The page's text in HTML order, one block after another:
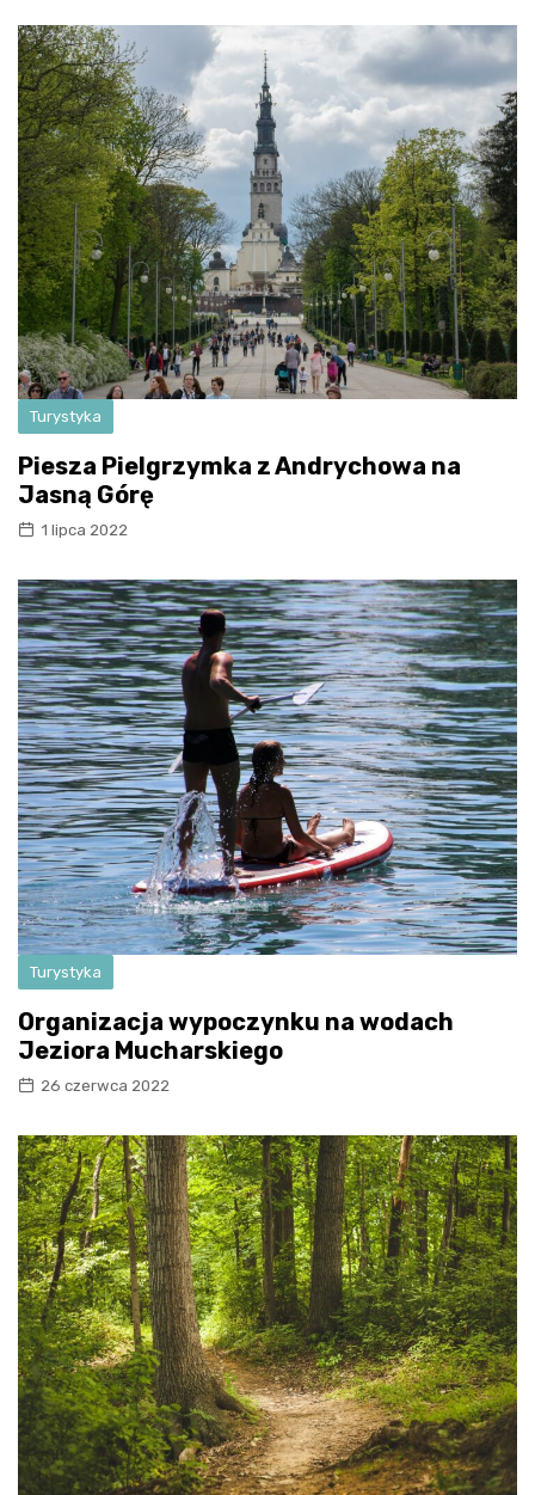
Turystyka
Piesza Pielgrzymka z Andrychowa na
Jasną Górę
1 lipca 2022
Turystyka
Organizacja wypoczynku na wodach
Jeziora Mucharskiego
26 czerwca 2022